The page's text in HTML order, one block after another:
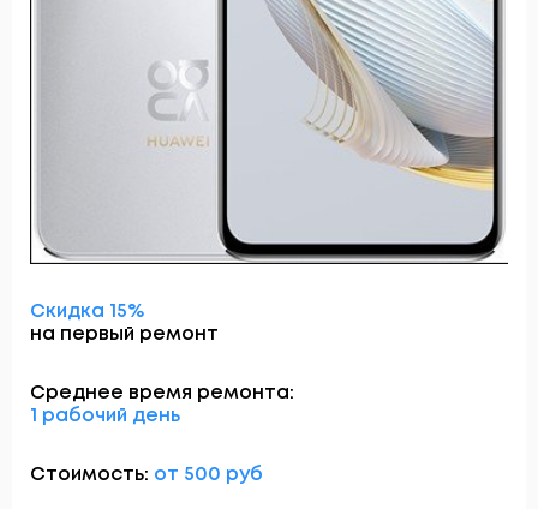
Скидка 15%
на первый ремонт
Среднее время ремонта:
1 рабочий день
Стоимость: от 500 руб